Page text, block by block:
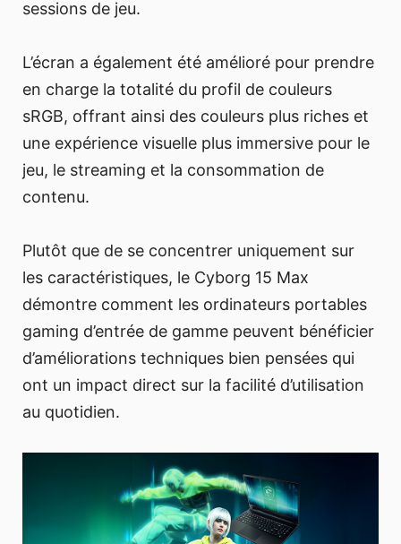
sessions de jeu.
L’écran a également été amélioré pour prendre
en charge la totalité du profil de couleurs
sRGB, offrant ainsi des couleurs plus riches et
une expérience visuelle plus immersive pour le
jeu, le streaming et la consommation de
contenu.
Plutôt que de se concentrer uniquement sur
les caractéristiques, le Cyborg 15 Max
démontre comment les ordinateurs portables
gaming d’entrée de gamme peuvent bénéficier
d’améliorations techniques bien pensées qui
ont un impact direct sur la facilité d’utilisation
au quotidien.